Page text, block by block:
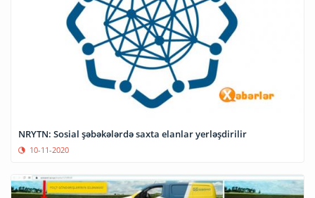
NRYTN: Sosial şəbəkələrdə saxta elanlar yerləşdirilir
10-11-2020